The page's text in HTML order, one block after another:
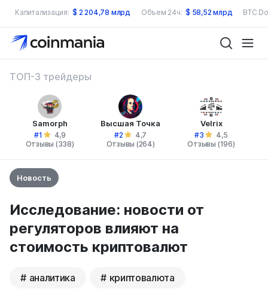
Капитализация: $ 2 204,78 млрд Объем 24ч: $ 58,52 млрд BTC
ТОП-3 трейдеры
Samorph
#1
4,9
Отзывы (338)
Высшая Точка
#2
4,7
Отзывы (264)
Velrix
#3
4,5
Отзывы (196)
Новость
Исследование: новости от
регуляторов влияют на
стоимость криптовалют
аналитика криптовалюта